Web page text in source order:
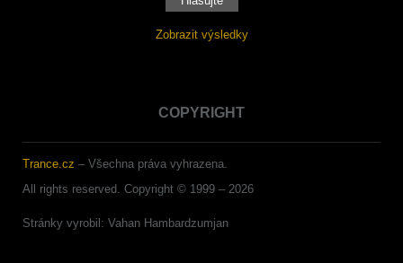
Zobrazit výsledky
COPYRIGHT
Trance.cz – Všechna práva vyhrazena.
All rights reserved. Copyright © 1999 – 2026
Stránky vyrobil: Vahan Hambardzumjan